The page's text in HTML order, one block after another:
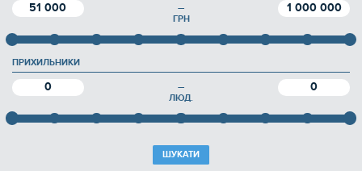
51 000 — 1 000 000
ГРН
ПРИХИЛЬНИКИ
0 — 0
ЛЮД.
ШУКАТИ